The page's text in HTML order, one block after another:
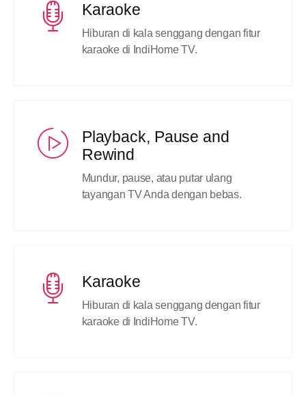
Karaoke
Hiburan di kala senggang dengan fitur
karaoke di IndiHome TV.
Playback, Pause and
Rewind
Mundur, pause, atau putar ulang
tayangan TV Anda dengan bebas.
Karaoke
Hiburan di kala senggang dengan fitur
karaoke di IndiHome TV.